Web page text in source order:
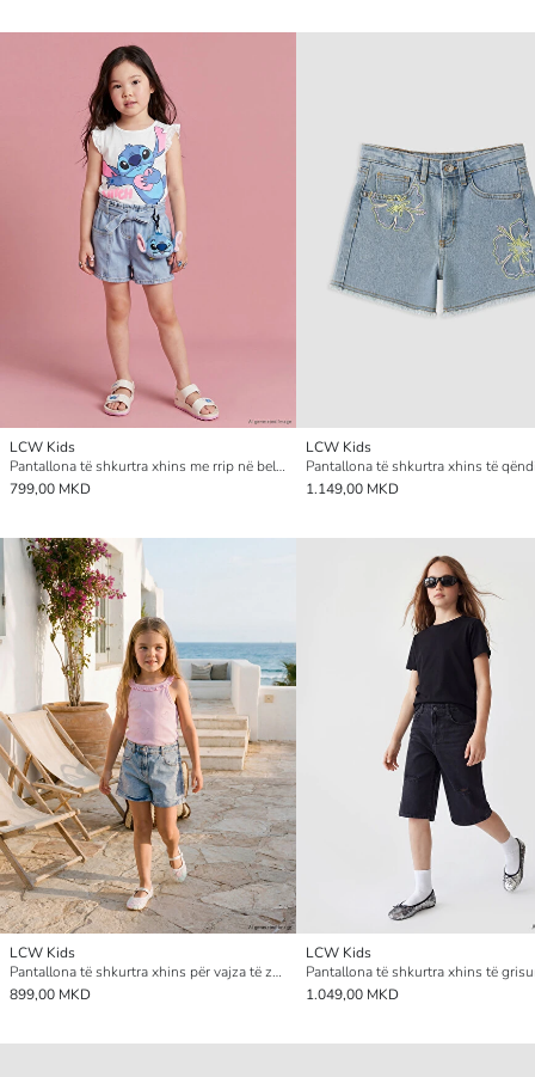
LCW Kids
Pantallona të shkurtra xhins me rrip në bel për vajza
799,00 MKD
LCW Kids
1.149,00 MKD
LCW Kids
Pantallona të shkurtra xhins për vajza të zbukuruara me gurë vezullues
899,00 MKD
LCW Kids
1.049,00 MKD